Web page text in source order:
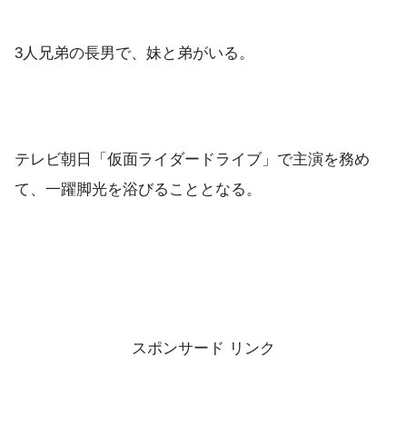
3人兄弟の長男で、妹と弟がいる。
テレビ朝日「仮面ライダードライブ」で主演を務め
て、一躍脚光を浴びることとなる。
スポンサード リンク